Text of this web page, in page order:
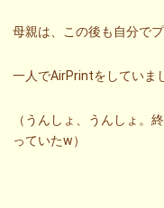
母親は、この後も自分で
一人でAirPrintをしていま
（うんしょ、うんしょ。
っていたw）